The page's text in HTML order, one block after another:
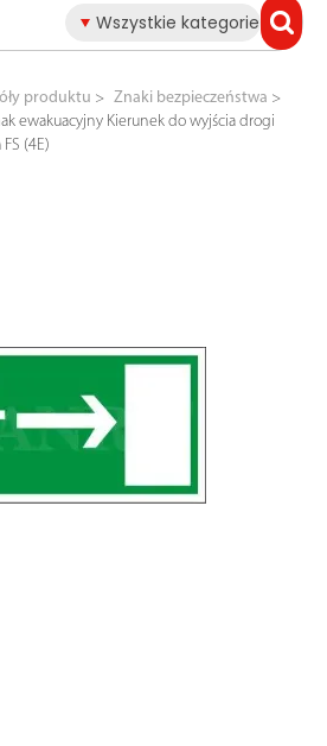
Wszystkie kategorie
produktu
Znaki bezpieczeństwa
ewakuacyjny Kierunek do wyjścia drogi
(4E)